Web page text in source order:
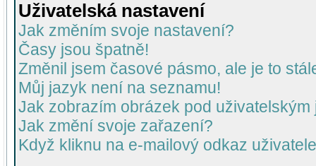
Uživatelská nastavení
Jak změním svoje nastavení?
Časy jsou špatně!
Změnil jsem časové pásmo, ale je to
Můj jazyk není na seznamu!
Jak zobrazím obrázek pod uživatelským
Jak změní svoje zařazení?
Když kliknu na e-mailový odkaz